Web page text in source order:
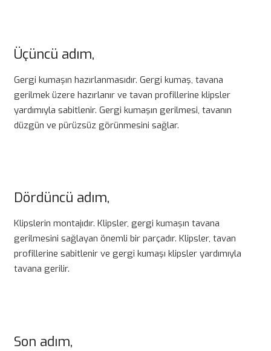
Üçüncü adım,
Gergi kumaşın hazırlanmasıdır. Gergi kumaş, tavana
gerilmek üzere hazırlanır ve tavan profillerine klipsler
yardımıyla sabitlenir. Gergi kumaşın gerilmesi, tavanın
düzgün ve pürüzsüz görünmesini sağlar.
Dördüncü adım,
Klipslerin montajıdır. Klipsler, gergi kumaşın tavana
gerilmesini sağlayan önemli bir parçadır. Klipsler, tavan
profillerine sabitlenir ve gergi kumaşı klipsler yardımıyla
tavana gerilir.
Son adım,